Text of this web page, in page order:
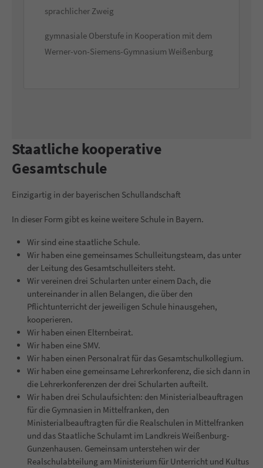
sprachlicher Zweig
gymnasiale Oberstufe in Kooperation mit dem
Werner-von-Siemens-Gymnasium Weißenburg
Staatliche kooperative
Gesamtschule
Einzigartig in der bayerischen Schullandschaft
In dieser Form gibt es keine weitere Schule in Bayern.
Wir sind eine staatliche Schule.
Wir haben eine gemeinsames Schulleitungsteam, das unter
der Leitung des Gesamtschulleiters steht.
Wir vereinen drei Schularten unter einem Dach, die
untereinander in allen Belangen, die über den
Pflichtunterricht der jeweiligen Schule hinausgehen,
kooperieren.
Wir haben einen Elternbeirat.
Wir haben eine SMV.
Wir haben einen Personalrat für das Gesamtschulkollegium.
Wir haben eine gemeinsame Lehrerkonferenz, die sich dann in
die Lehrerkonferenzen der drei Schularten aufteilt.
Wir haben drei Schulaufsichten: den Ministerialbeauftragen
für die Gymnasien in Mittelfranken, den
Ministerialbeauftragten für die Realschulen in Mittelfranken
und das Staatliche Schulamt im Landkreis Weißenburg-
Gunzenhausen. Gemeinsam unterstehen wir der
Realschulabteilung am Ministerium für Unterricht und Kultus